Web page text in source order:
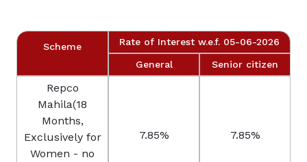
Scheme Rate of Interest w.e.f. 05-06-2026
General Senior citizen
Repco
Mahila(18
Months,
Exclusively for
Women - no
7.85% 7.85%